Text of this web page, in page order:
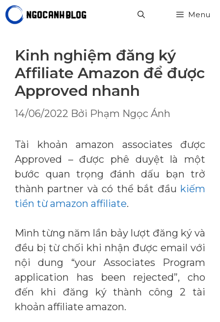
Chuyển
đến
dung
Menu
Kinh nghiệm đăng ký
Affiliate Amazon để được
Approved nhanh
14/06/2022 Bởi Phạm Ngọc Ánh
Tài khoản amazon associates được
Approved – được phê duyệt là một
bước quan trọng đánh dấu bạn trở
thành partner và có thể bắt đầu kiếm
tiền từ amazon affiliate.
Mình từng năm lần bảy lượt đăng ký và
đều bị từ chối khi nhận được email với
nội dung “your Associates Program
application has been rejected”, cho
đến khi đăng ký thành công 2 tài
khoản affiliate amazon.